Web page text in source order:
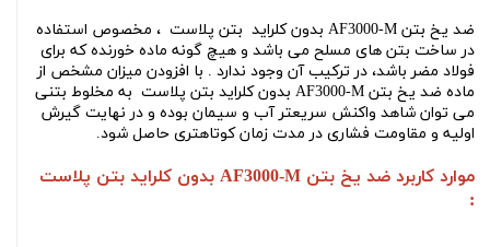
ضد یخ بتن AF3000-M بدون کلراید بتن پلاست ،
مخصوص استفاده
در ساخت بتن های مسلح می باشد و هیچ گونه ماده خورنده که برای
فولاد مضر باشد، در ترکیب آن وجود ندارد . با افزودن میزان مشخص از
مادهضد یخ بتن AF3000-M بدون کلراید بتن پلاست
به مخلوط بتنی
می توان شاهد واکنش سریعتر آب و سیمان بوده و در نهایت گیرش
اولیه و مقاومت فشاری در مدت زمان کوتاهتری حاصل شود.
موارد کاربرد ضد یخ بتن AF3000-M بدون کلراید بتن پلاست
: